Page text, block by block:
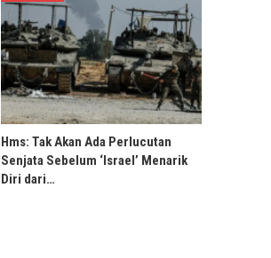
Hms: Tak Akan Ada Perlucutan
Senjata Sebelum ‘Israel’ Menarik
Diri dari…